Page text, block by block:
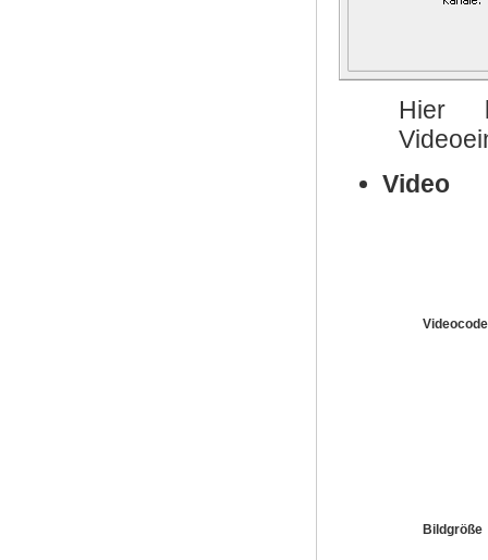
Hier
Video
Bildgröße